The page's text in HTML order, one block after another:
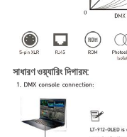
সাধারণ ওয়্যারিং দিগারম: